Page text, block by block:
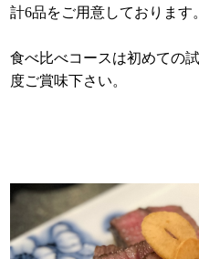
計6品をご用意しております。
食べ比べコースは初めての
度ご賞味下さい。